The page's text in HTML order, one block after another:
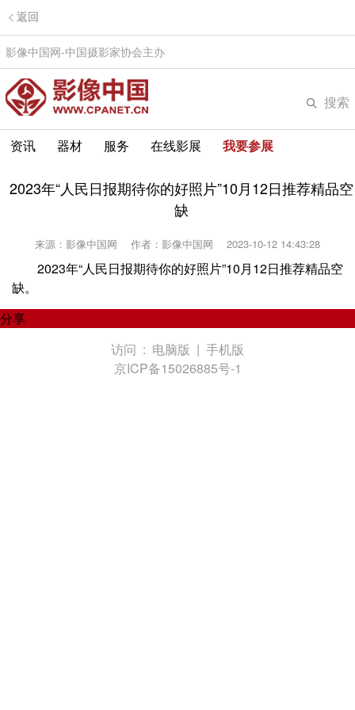
返回
影像中国网-中国摄影家协会主办
搜索
资讯 器材 服务 在线影展 我要参展
2023年“人民日报期待你的好照片”10月12日推荐精品空
缺
来源：影像中国网 作者：影像中国网 2023-10-12 14:43:28
2023年“人民日报期待你的好照片”10月12日推荐精品空
缺。
分享
访问 : 电脑版 | 手机版
京ICP备15026885号-1